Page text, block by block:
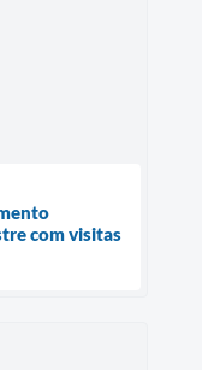
com visitas